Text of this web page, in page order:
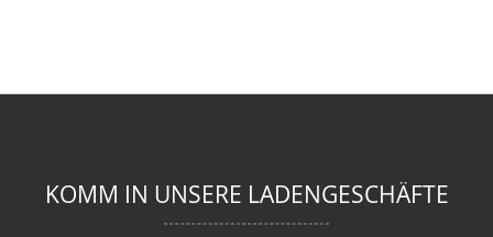
KOMM IN UNSERE LADENGESCHÄFTE